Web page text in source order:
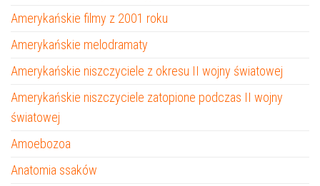
Amerykańskie filmy z 2001 roku
Amerykańskie melodramaty
Amerykańskie niszczyciele z okresu II wojny światowej
Amerykańskie niszczyciele zatopione podczas II wojny
światowej
Amoebozoa
Anatomia ssaków